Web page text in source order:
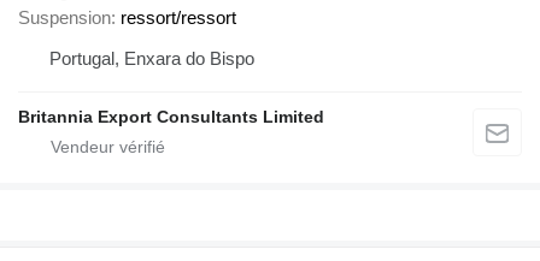
Suspension ressort/ressort
Portugal, Enxara do Bispo
Britannia Export Consultants Limited